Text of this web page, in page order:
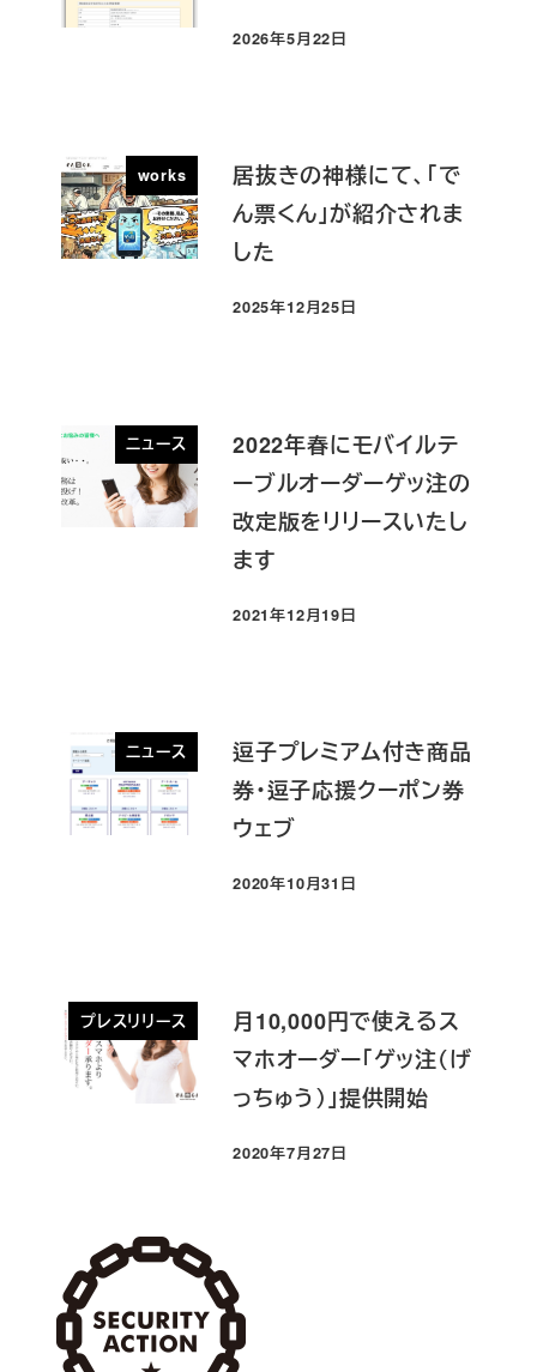
投稿日
2026年5月22日
works
居抜きの神様にて、「で
ん票くん」が紹介されま
した
投稿日
2025年12月25日
ニュース
2022年春にモバイルテ
ーブルオーダーゲッ注の
改定版をリリースいたし
ます
投稿日
2021年12月19日
ニュース
逗子プレミアム付き商品
券・逗子応援クーポン券
ウェブ
投稿日
2020年10月31日
プレスリリース
月10,000円で使えるス
マホオーダー「ゲッ注（げ
っちゅう）」提供開始
投稿日
2020年7月27日